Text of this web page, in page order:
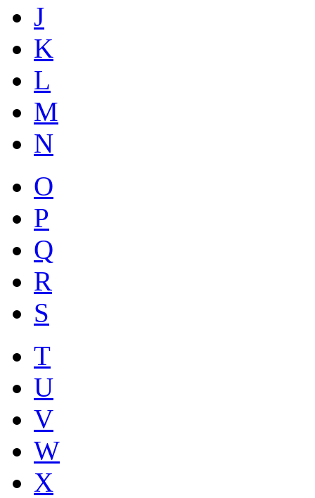
J
K
L
M
N
O
P
Q
R
S
T
U
V
W
X